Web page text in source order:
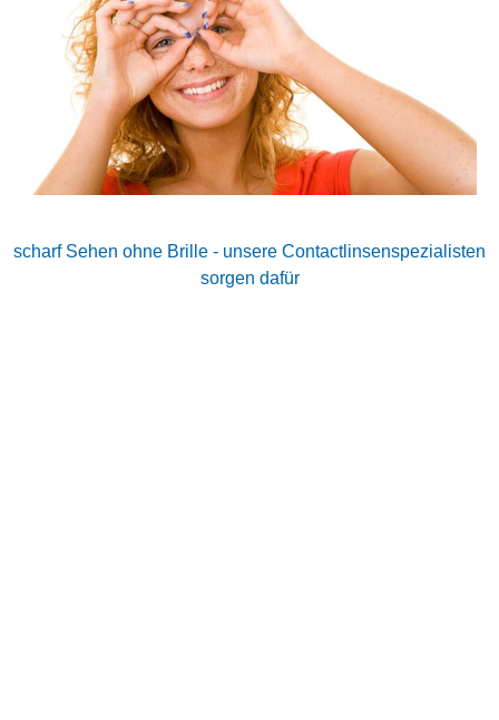
scharf Sehen ohne Brille - unsere Contactlinsenspezialisten
sorgen dafür